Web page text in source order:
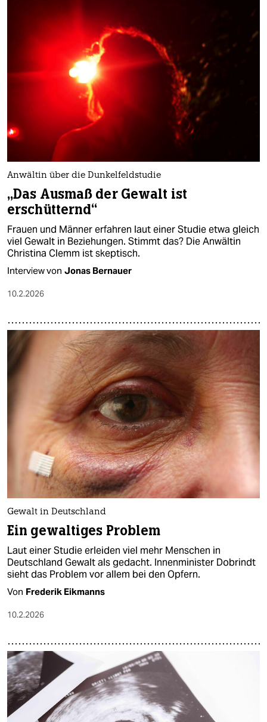
Anwältin über die Dunkelfeldstudie
„Das Ausmaß der Gewalt ist
erschütternd“
Frauen und Männer erfahren laut einer Studie etwa gleich
viel Gewalt in Beziehungen. Stimmt das? Die Anwältin
Christina Clemm ist skeptisch.
Interview von Jonas Bernauer
10.2.2026
Gewalt in Deutschland
Ein gewaltiges Problem
Laut einer Studie erleiden viel mehr Menschen in
Deutschland Gewalt als gedacht. Innenminister Dobrindt
sieht das Problem vor allem bei den Opfern.
Von Frederik Eikmanns
10.2.2026